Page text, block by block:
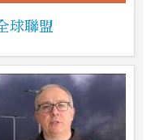
球聯盟